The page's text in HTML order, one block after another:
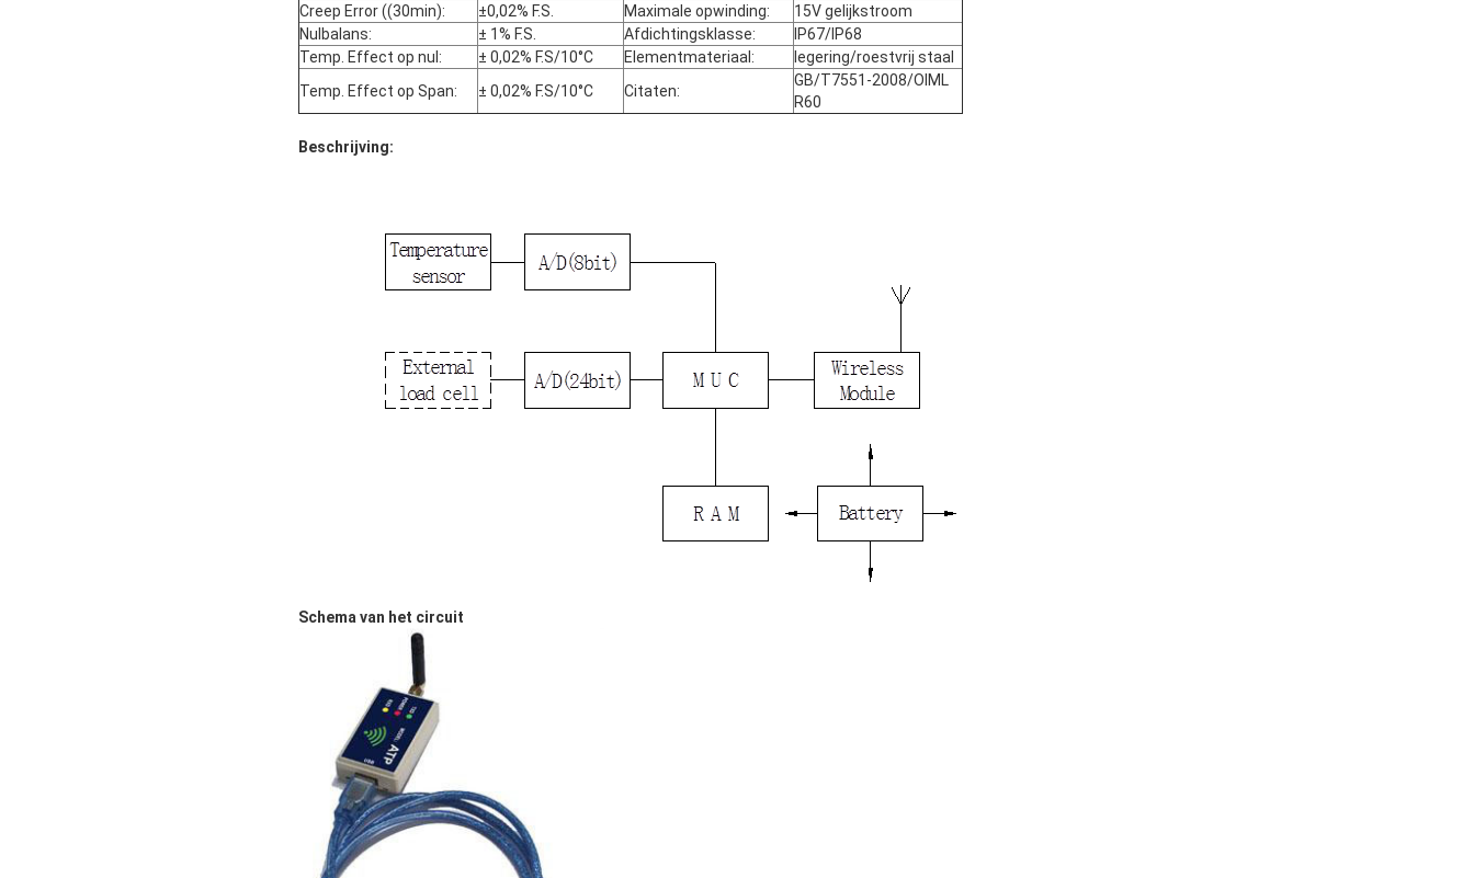
Creep Error ((30min):
±0,02% F.S. Maximale opwinding:
15V gelijkstroom
Nulbalans:
± 1% F.S. Afdichtingsklasse:
IP67/IP68
Temp. Effect op nul:
± 0,02% F.S/10°C Elementmateriaal:
legering/roestvrij staal
Temp. Effect op Span:
± 0,02% F.S/10°C Citaten:
GB/T7551-2008/OIML
R60
Beschrijving:
Schema van het circuit